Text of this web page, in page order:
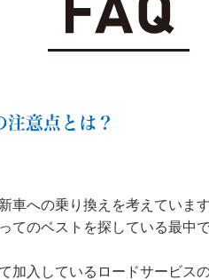
注意点とは？
車への乗り換えを考えていま
てのベストを探している最中
加入しているロードサービス